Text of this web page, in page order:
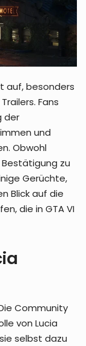
auf, besonders
Fans
der
und
Obwohl
zu
Gerüchte,
Blick auf die
die in GTA VI
Community
von Lucia
selbst dazu